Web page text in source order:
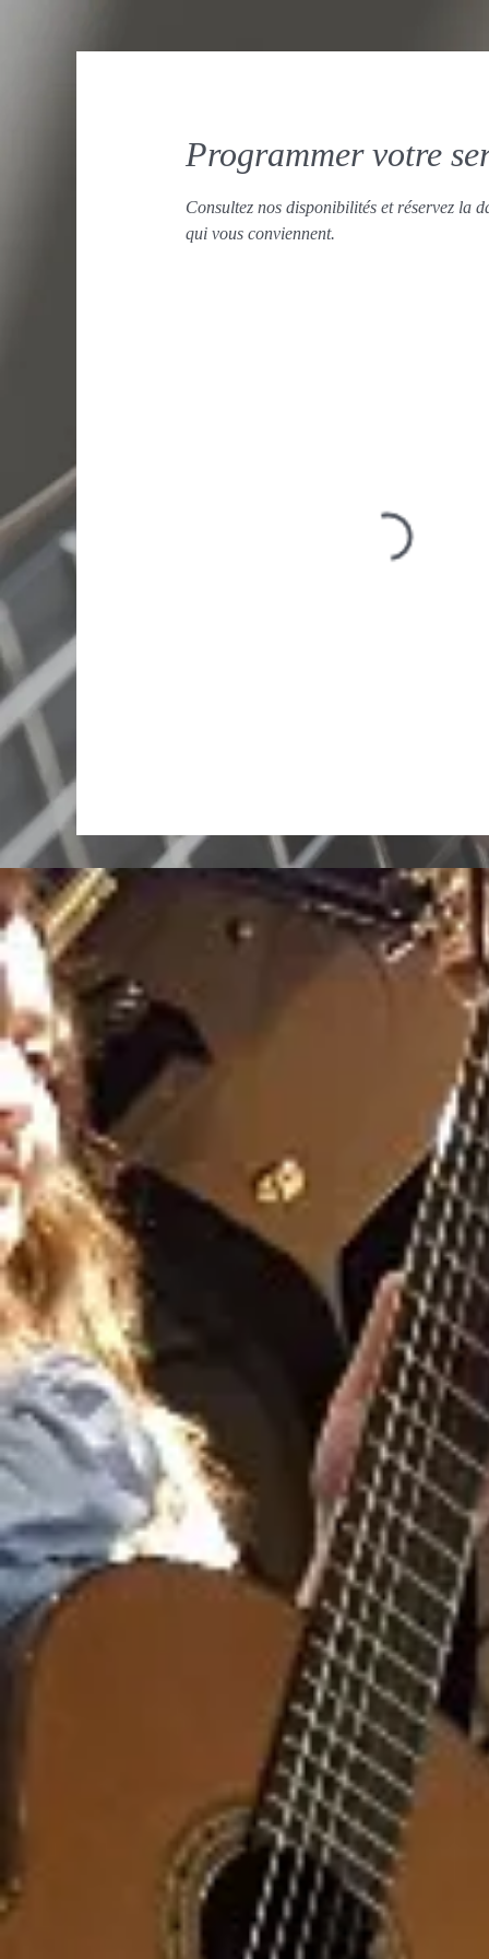
Programmer votre
Consultez nos disponibilités et réservez la
qui vous conviennent.